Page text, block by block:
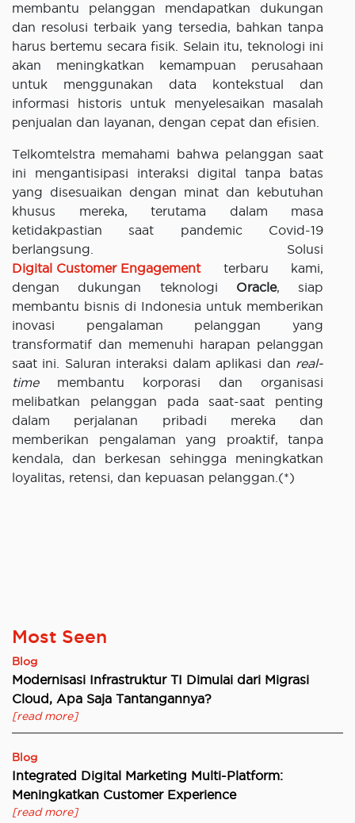
membantu pelanggan mendapatkan dukungan
dan resolusi terbaik yang tersedia, bahkan tanpa
harus bertemu secara fisik. Selain itu, teknologi ini
akan meningkatkan kemampuan perusahaan
untuk menggunakan data kontekstual dan
informasi historis untuk menyelesaikan masalah
penjualan dan layanan, dengan cepat dan efisien.
Telkomtelstra memahami bahwa pelanggan saat
ini mengantisipasi interaksi digital tanpa batas
yang disesuaikan dengan minat dan kebutuhan
khusus mereka, terutama dalam masa
ketidakpastian saat pandemic Covid-19
berlangsung. Solusi
Digital Customer Engagementterbaru kami,
dengan dukungan teknologi Oracle, siap
membantu bisnis di Indonesia untuk memberikan
inovasi pengalaman pelanggan yang
transformatif dan memenuhi harapan pelanggan
saat ini. Saluran interaksi dalam aplikasi dan real-
timemembantu korporasi dan organisasi
melibatkan pelanggan pada saat-saat penting
dalam perjalanan pribadi mereka dan
memberikan pengalaman yang proaktif, tanpa
kendala, dan berkesan sehingga meningkatkan
loyalitas, retensi, dan kepuasan pelanggan.(*)
Most Seen
Blog
Modernisasi Infrastruktur TI Dimulai dari Migrasi
Cloud, Apa Saja Tantangannya?
[read more]
Blog
Integrated Digital Marketing Multi-Platform:
Meningkatkan Customer Experience
[read more]